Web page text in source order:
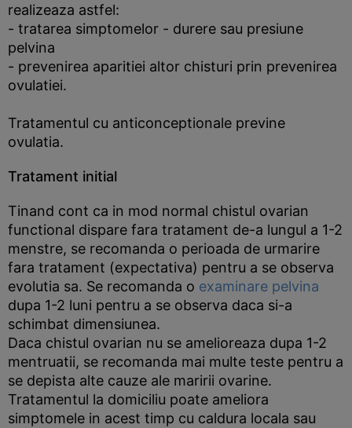
realizeaza astfel:
- tratarea simptomelor - durere sau presiune
pelvina
- prevenirea aparitiei altor chisturi prin prevenirea
ovulatiei.
Tratamentul cu anticonceptionale previne
ovulatia.
Tratament initial
Tinand cont ca in mod normal chistul ovarian
functional dispare fara tratament de-a lungul a 1-2
menstre, se recomanda o perioada de urmarire
fara tratament (expectativa) pentru a se observa
evolutia sa. Se recomanda o examinare pelvina
dupa 1-2 luni pentru a se observa daca si-a
schimbat dimensiunea.
Daca chistul ovarian nu se amelioreaza dupa 1-2
mentruatii, se recomanda mai multe teste pentru a
se depista alte cauze ale maririi ovarine.
Tratamentul la domiciliu poate ameliora
simptomele in acest timp cu caldura locala sau